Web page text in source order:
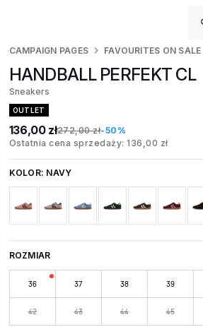
CAMPAIGN PAGES FAVOURITES ON SALE
HANDBALL PERFEKT CL
Sneakers
OUTLET
136,00 zł272,00 zł-50%
Ostatnia cena sprzedaży: 136,00 zł
KOLOR: NAVY
ROZMIAR
36 37 38 39
42 43 44 45